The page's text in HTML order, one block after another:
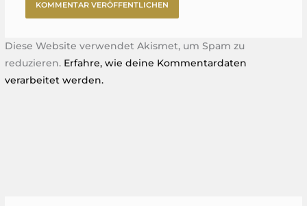
Diese Website verwendet Akismet, um Spam zu
reduzieren. Erfahre, wie deine Kommentardaten
verarbeitet werden.